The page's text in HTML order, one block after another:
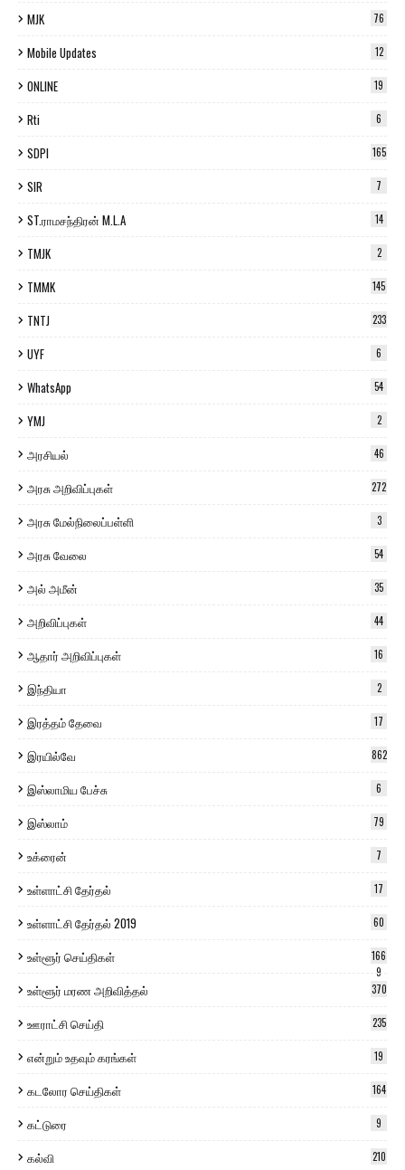
MJK 76
Mobile Updates 12
ONLINE 19
Rti 6
SDPI 165
SIR 7
ST.ராமசந்திரன் M.L.A 14
TMJK 2
TMMK 145
TNTJ 233
UYF 6
WhatsApp 54
YMJ 2
அரசியல் 46
அரசு அறிவிப்புகள் 272
அரசு மேல்நிலைப்பள்ளி 3
அரசு வேலை 54
அல் அமீன் 35
அறிவிப்புகள் 44
ஆதார் அறிவிப்புகள் 16
இந்தியா 2
இரத்தம் தேவை 17
இரயில்வே 862
இஸ்லாமிய பேச்சு 6
இஸ்லாம் 79
உக்ரைன் 7
உள்ளாட்சி தேர்தல் 17
உள்ளாட்சி தேர்தல் 2019 60
உள்ளூர் செய்திகள்
166
9
உள்ளூர் மரண அறிவித்தல் 370
ஊராட்சி செய்தி 235
என்றும் உதவும் கரங்கள் 19
கடலோர செய்திகள் 164
கட்டுரை 9
கல்வி 210